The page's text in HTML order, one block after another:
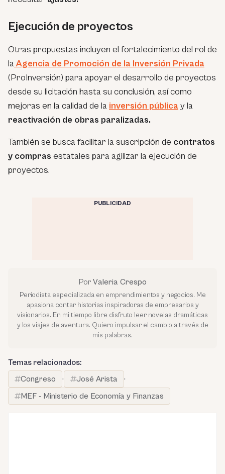
Ejecución de proyectos
Otras propuestas incluyen el fortalecimiento del rol de
la Agencia de Promoción de la Inversión Privada
(ProInversión) para apoyar el desarrollo de proyectos
desde su licitación hasta su conclusión, así como
mejoras en la calidad de la inversión pública y la
reactivación de obras paralizadas.
También se busca facilitar la suscripción de contratos
y compras estatales para agilizar la ejecución de
proyectos.
PUBLICIDAD
Por Valeria Crespo
Periodista especializada en emprendimientos y negocios. Me
apasiona contar historias inspiradoras de empresarios y
visionarios. En mi tiempo libre disfruto leer novelas dramáticas
y los viajes de aventura. Quiero impulsar el cambio a través de
mis palabras.
Temas relacionados:
Congreso
· José Arista
·
MEF - Ministerio de Economía y Finanzas